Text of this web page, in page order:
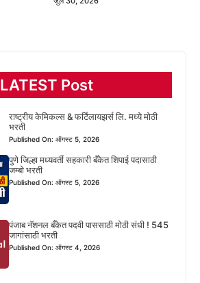
LATEST Post
राष्ट्रीय केमिकल्स & फर्टिलायझर्स लि. मध्ये मोठी
भरती
Published On: ऑगस्ट 5, 2026
पुणे जिल्हा मध्यवर्ती सहकारी बँकेत शिपाई पदासाठी
जम्बो भरती
Published On: ऑगस्ट 5, 2026
पंजाब नॅशनल बँकेत पदवी पाससाठी मोठी संधी ! 545
जागांसाठी भरती
Published On: ऑगस्ट 4, 2026